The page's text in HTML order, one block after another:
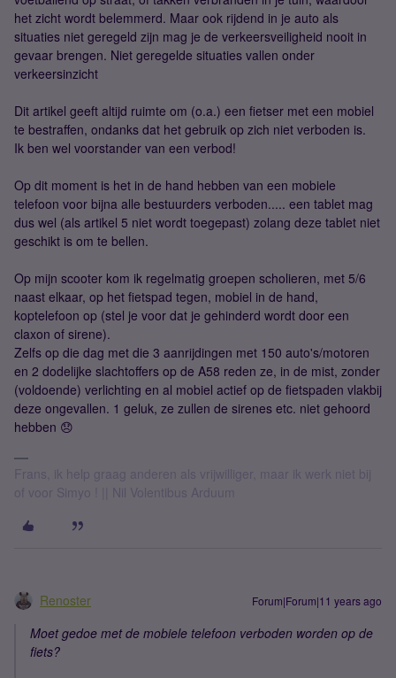
het zicht wordt belemmerd. Maar ook rijdend in je auto als
situaties niet geregeld zijn mag je de verkeersveiligheid nooit in
gevaar brengen. Niet geregelde situaties vallen onder
verkeersinzicht
Dit artikel geeft altijd ruimte om (o.a.) een fietser met een mobiel
te bestraffen, ondanks dat het gebruik op zich niet verboden is.
Ik ben wel voorstander van een verbod!
Op dit moment is het in de hand hebben van een mobiele
telefoon voor bijna alle bestuurders verboden..... een tablet mag
dus wel (als artikel 5 niet wordt toegepast) zolang deze tablet niet
geschikt is om te bellen.
Op mijn scooter kom ik regelmatig groepen scholieren, met 5/6
naast elkaar, op het fietspad tegen, mobiel in de hand,
koptelefoon op (stel je voor dat je gehinderd wordt door een
claxon of sirene).
Zelfs op die dag met die 3 aanrijdingen met 150 auto's/motoren
en 2 dodelijke slachtoffers op de A58 reden ze, in de mist, zonder
(voldoende) verlichting en al mobiel actief op de fietspaden vlakbij
deze ongevallen. 1 geluk, ze zullen de sirenes etc. niet gehoord
hebben 😞
Frans, ik help graag anderen als vrijwilliger, maar ik werk niet bij
of voor Simyo ! || Nil Volentibus Arduum
Renoster Forum|Forum|11 years ago
Moet gedoe met de mobiele telefoon verboden worden op de
fiets?